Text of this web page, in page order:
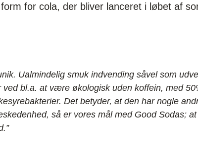
for cola, der bliver lanceret i løbet af
Ualmindelig smuk indvending såvel som
ved bl.a. at være økologisk uden koffein, med
Det betyder, at den har nogle
så er vores mål med Good Sodas;